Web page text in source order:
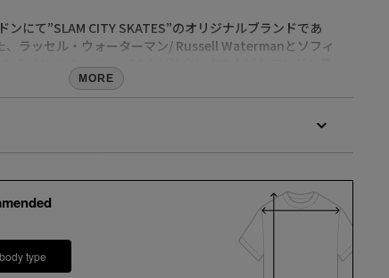
ンにて”SLAM CITY SKATES”のオリジナルブランドであ
、ラッセル・ウォーターマン/ Russell Watermanとソフィ
Sofia Maria Pranteraの2人が独立し立ち上げたロンドン発
ート」と「ストリートシック」をコンセプトに、上品な雰
を提案。
録がオススメ！
でお知らせいたします。
LINE公式アカウントの友だち追加が必要となります。
の再入荷やご予約を保証するものではありませんのであら
MORE
type